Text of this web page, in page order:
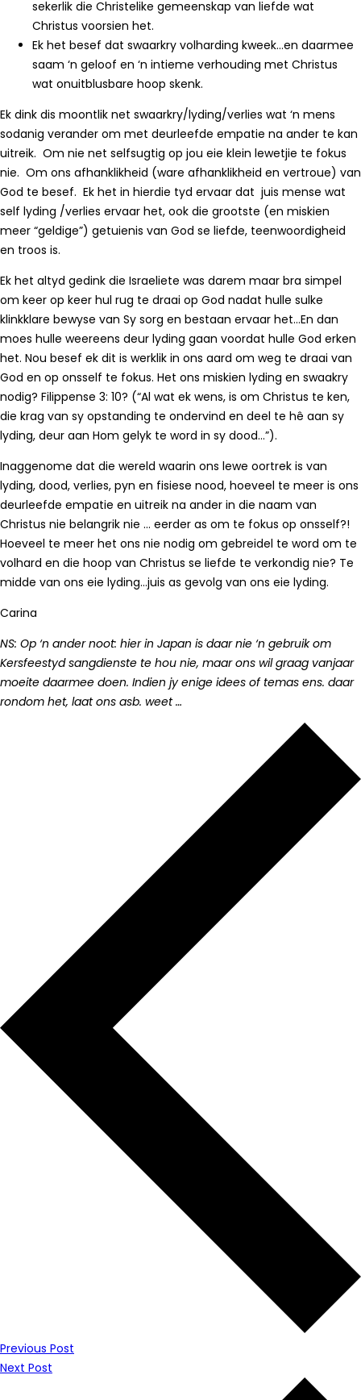
sekerlik die Christelike gemeenskap van liefde wat
Christus voorsien het.
Ek het besef dat swaarkry volharding kweek…en daarmee
saam ‘n geloof en ‘n intieme verhouding met Christus
wat onuitblusbare hoop skenk.
Ek dink dis moontlik net swaarkry/lyding/verlies wat ‘n mens
sodanig verander om met deurleefde empatie na ander te kan
uitreik. Om nie net selfsugtig op jou eie klein lewetjie te fokus
nie. Om ons afhanklikheid (ware afhanklikheid en vertroue) van
God te besef. Ek het in hierdie tyd ervaar dat juis mense wat
self lyding /verlies ervaar het, ook die grootste (en miskien
meer “geldige”) getuienis van God se liefde, teenwoordigheid
en troos is.
Ek het altyd gedink die Israeliete was darem maar bra simpel
om keer op keer hul rug te draai op God nadat hulle sulke
klinkklare bewyse van Sy sorg en bestaan ervaar het…En dan
moes hulle weereens deur lyding gaan voordat hulle God erken
het. Nou besef ek dit is werklik in ons aard om weg te draai van
God en op onsself te fokus. Het ons miskien lyding en swaakry
nodig? Filippense 3: 10? (“Al wat ek wens, is om Christus te ken,
die krag van sy opstanding te ondervind en deel te hê aan sy
lyding, deur aan Hom gelyk te word in sy dood…”).
Inaggenome dat die wereld waarin ons lewe oortrek is van
lyding, dood, verlies, pyn en fisiese nood, hoeveel te meer is ons
deurleefde empatie en uitreik na ander in die naam van
Christus nie belangrik nie … eerder as om te fokus op onsself?!
Hoeveel te meer het ons nie nodig om gebreidel te word om te
volhard en die hoop van Christus se liefde te verkondig nie? Te
midde van ons eie lyding…juis as gevolg van ons eie lyding.
Carina
NS: Op ‘n ander noot: hier in Japan is daar nie ‘n gebruik om
Kersfeestyd sangdienste te hou nie, maar ons wil graag vanjaar
moeite daarmee doen. Indien jy enige idees of temas ens. daar
rondom het, laat ons asb. weet …
Previous Post
Next Post